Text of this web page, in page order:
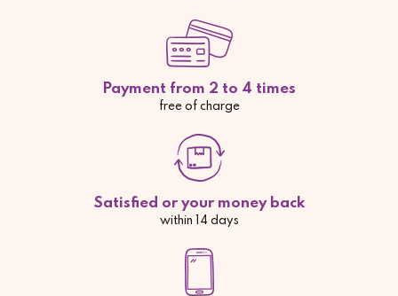
Payment from 2 to 4 times
free of charge
Satisfied or your money back
within 14 days